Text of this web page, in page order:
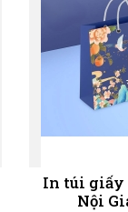
In túi giấy
Nội